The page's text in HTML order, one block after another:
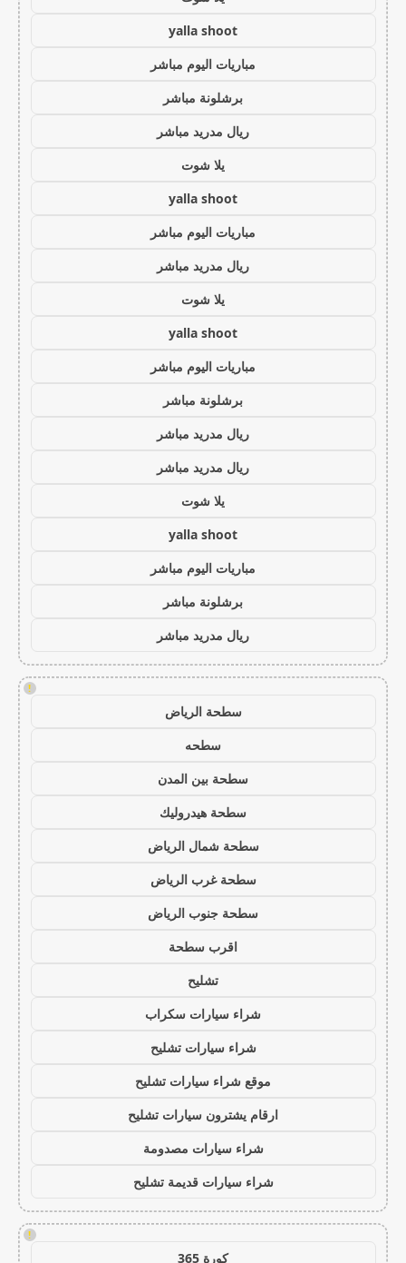
yalla shoot
مباريات اليوم مباشر
برشلونة مباشر
ريال مدريد مباشر
يلا شوت
yalla shoot
مباريات اليوم مباشر
ريال مدريد مباشر
يلا شوت
yalla shoot
مباريات اليوم مباشر
برشلونة مباشر
ريال مدريد مباشر
ريال مدريد مباشر
يلا شوت
yalla shoot
مباريات اليوم مباشر
برشلونة مباشر
ريال مدريد مباشر
!
سطحة الرياض
سطحه
سطحة بين المدن
سطحة هيدروليك
سطحة شمال الرياض
سطحة غرب الرياض
سطحة جنوب الرياض
اقرب سطحة
تشليح
شراء سيارات سكراب
شراء سيارات تشليح
موقع شراء سيارات تشليح
ارقام يشترون سيارات تشليح
شراء سيارات مصدومة
شراء سيارات قديمة تشليح
!
كورة 365